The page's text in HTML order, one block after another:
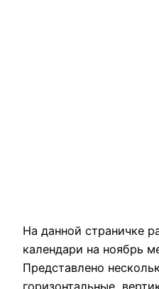
На данной страничке
календари на ноябрь
Представлено